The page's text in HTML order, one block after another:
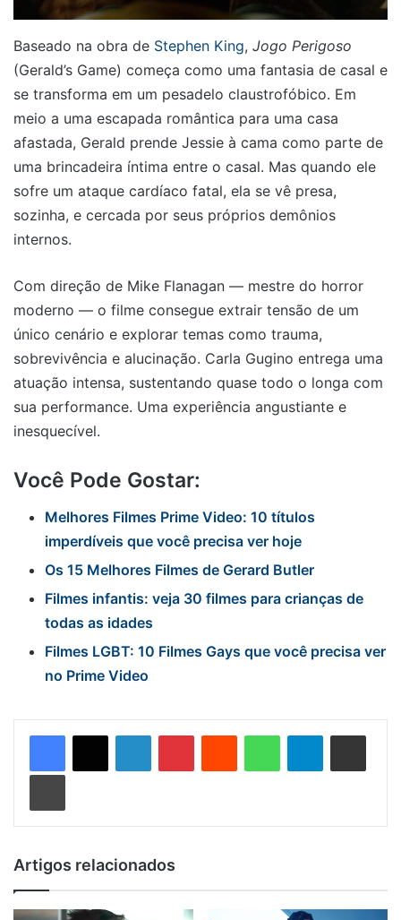
Baseado na obra de Stephen King, Jogo Perigoso
(Gerald’s Game) começa como uma fantasia de casal e
se transforma em um pesadelo claustrofóbico. Em
meio a uma escapada romântica para uma casa
afastada, Gerald prende Jessie à cama como parte de
uma brincadeira íntima entre o casal. Mas quando ele
sofre um ataque cardíaco fatal, ela se vê presa,
sozinha, e cercada por seus próprios demônios
internos.
Com direção de Mike Flanagan — mestre do horror
moderno — o filme consegue extrair tensão de um
único cenário e explorar temas como trauma,
sobrevivência e alucinação. Carla Gugino entrega uma
atuação intensa, sustentando quase todo o longa com
sua performance. Uma experiência angustiante e
inesquecível.
Você Pode Gostar:
Melhores Filmes Prime Video: 10 títulos
imperdíveis que você precisa ver hoje
Os 15 Melhores Filmes de Gerard Butler
Filmes infantis: veja 30 filmes para crianças de
todas as idades
Filmes LGBT: 10 Filmes Gays que você precisa ver
no Prime Video
LinkedinPinterestReddit WhatsAppTelegramCompartilhar via e-mail
Imprimir
Artigos relacionados